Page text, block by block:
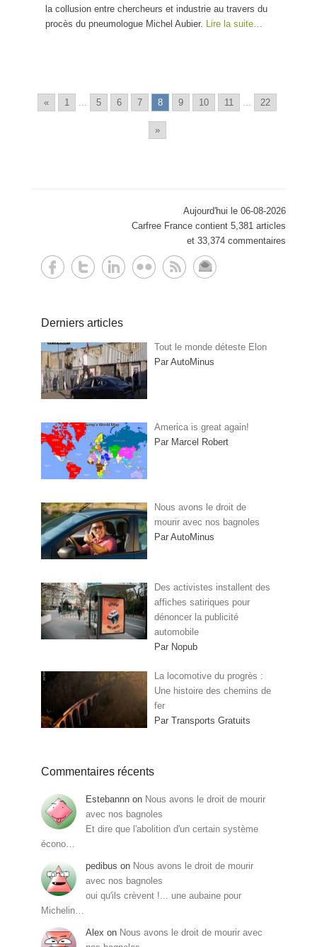
la collusion entre chercheurs et industrie au travers du
procès du pneumologue Michel Aubier.
Lire la suite…
« 1 5 6 7 8 9 10 11 22
»
Aujourd'hui le 06-08-2026
Carfree France contient 5,381 articles
et 33,374 commentaires
Derniers articles
Tout le monde déteste Elon
Par AutoMinus
America is great again!
Par Marcel Robert
Nous avons le droit de
mourir avec nos bagnoles
Par AutoMinus
Des activistes installent des
affiches satiriques pour
dénoncer la publicité
automobile
Par Nopub
La locomotive du progrès :
Une histoire des chemins de
fer
Par Transports Gratuits
Commentaires récents
Estebannn on Nous avons le droit de mourir
avec nos bagnoles
Et dire que l'abolition d'un certain système
écono…
pedibus on Nous avons le droit de mourir
avec nos bagnoles
oui qu'ils crèvent !... une aubaine pour
Michelin…
Alex on Nous avons le droit de mourir avec